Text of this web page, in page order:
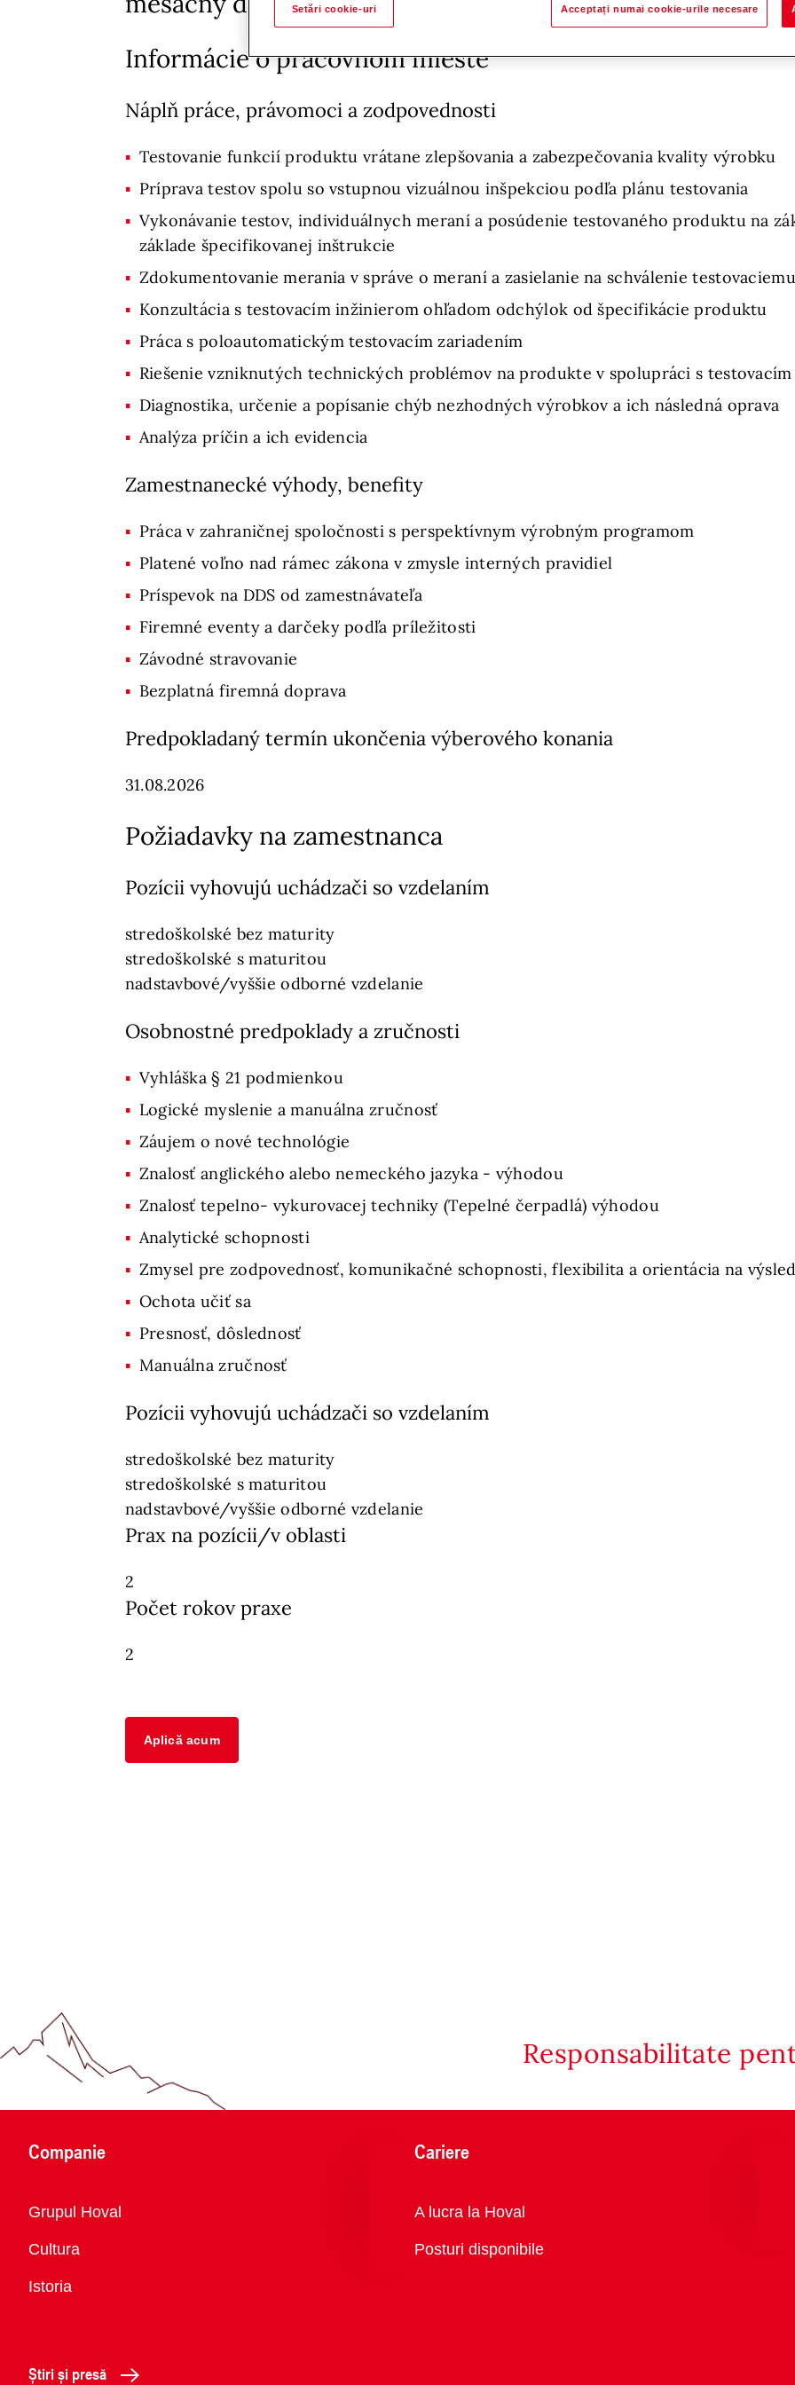
Informácie o pracovnom mieste
Náplň práce, právomoci a zodpovednosti
Testovanie funkcií produktu vrátane zlepšovania a zabezpečovania kvality výrobku
Príprava testov spolu so vstupnou vizuálnou inšpekciou podľa plánu testovania
Vykonávanie testov, individuálnych meraní a posúdenie testovaného produktu na
základe špecifikovanej inštrukcie
Zdokumentovanie merania v správe o meraní a zasielanie na schválenie
Konzultácia s testovacím inžinierom ohľadom odchýlok od špecifikácie produktu
Práca s poloautomatickým testovacím zariadením
Riešenie vzniknutých technických problémov na produkte v spolupráci s
Diagnostika, určenie a popísanie chýb nezhodných výrobkov a ich následná oprava
Analýza príčin a ich evidencia
Zamestnanecké výhody, benefity
Práca v zahraničnej spoločnosti s perspektívnym výrobným programom
Platené voľno nad rámec zákona v zmysle interných pravidiel
Príspevok na DDS od zamestnávateľa
Firemné eventy a darčeky podľa príležitosti
Závodné stravovanie
Bezplatná firemná doprava
Predpokladaný termín ukončenia výberového konania
31.08.2026
Požiadavky na zamestnanca
Pozícii vyhovujú uchádzači so vzdelaním
stredoškolské bez maturity
stredoškolské s maturitou
nadstavbové/vyššie odborné vzdelanie
Osobnostné predpoklady a zručnosti
Vyhláška § 21 podmienkou
Logické myslenie a manuálna zručnosť
Záujem o nové technológie
Znalosť anglického alebo nemeckého jazyka - výhodou
Znalosť tepelno- vykurovacej techniky (Tepelné čerpadlá) výhodou
Analytické schopnosti
Zmysel pre zodpovednosť, komunikačné schopnosti, flexibilita a orientácia na
Ochota učiť sa
Presnosť, dôslednosť
Manuálna zručnosť
Pozícii vyhovujú uchádzači so vzdelaním
stredoškolské bez maturity
stredoškolské s maturitou
nadstavbové/vyššie odborné vzdelanie
Prax na pozícii/v oblasti
2
Počet rokov praxe
2
Aplică acum
Responsabilitate
Companie
Vedere
Grupul Hoval
Cultura
Istoria
Cariere
Vedere
A lucra la Hoval
Posturi disponibile
Știri și presă
Setări cookie-uri Acceptați numai cookie-urile necesare